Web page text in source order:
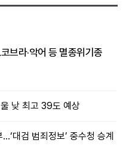
브라·악어 등 멸종위기종
낮 최고 39도 예상
대검 범죄정보’ 중수청 승계